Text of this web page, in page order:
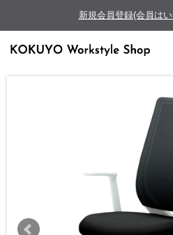
新規会員登録(会員は